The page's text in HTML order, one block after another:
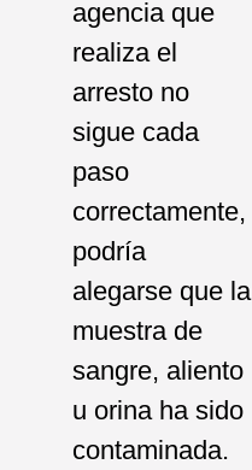
agencia que
realiza el
arresto no
sigue cada
paso
correctamente,
podría
alegarse que la
muestra de
sangre, aliento
u orina ha sido
contaminada.